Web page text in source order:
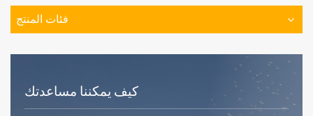
فئات المنتج
كيف يمكننا مساعدتك